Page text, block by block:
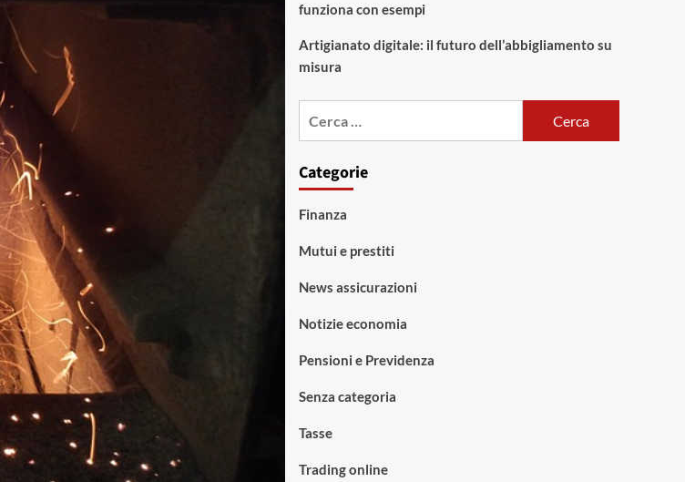
funziona con esempi
Artigianato digitale: il futuro dell’abbigliamento su
misura
Categorie
Finanza
Mutui e prestiti
News assicurazioni
Notizie economia
Pensioni e Previdenza
Senza categoria
Tasse
Trading online